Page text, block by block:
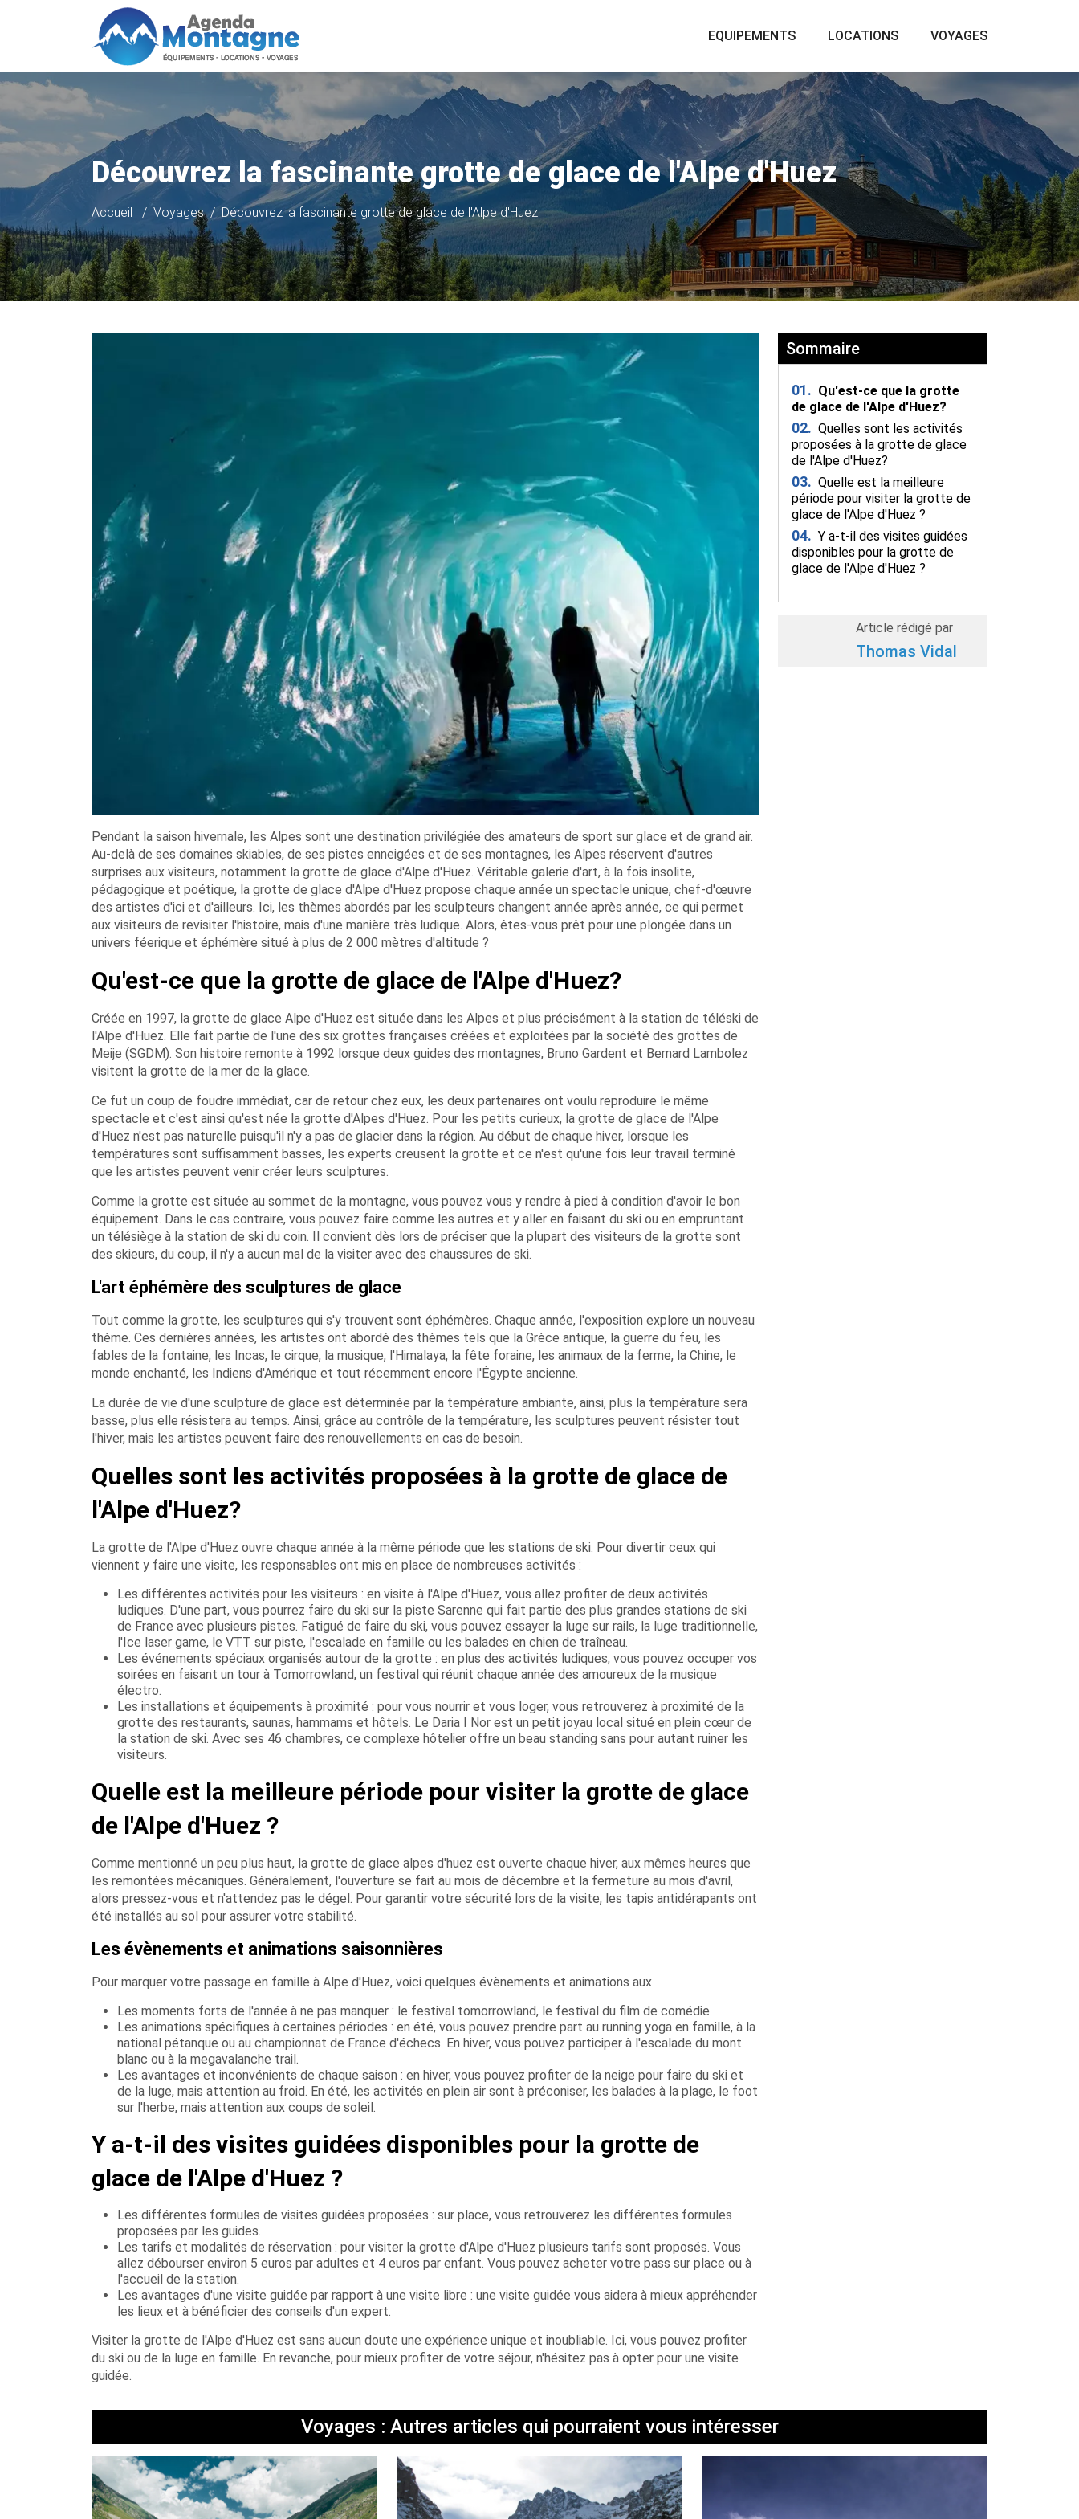
EQUIPEMENTS LOCATIONS VOYAGES
Découvrez la fascinante grotte de glace de l'Alpe d'Huez
Accueil Voyages Découvrez la fascinante grotte de glace de l'Alpe d'Huez
Pendant la saison hivernale, les Alpes sont une destination privilégiée des amateurs de sport sur glace et de grand air.
Au-delà de ses domaines skiables, de ses pistes enneigées et de ses montagnes, les Alpes réservent d'autres
surprises aux visiteurs, notamment la grotte de glace d'Alpe d'Huez. Véritable galerie d'art, à la fois insolite,
pédagogique et poétique, la grotte de glace d'Alpe d'Huez propose chaque année un spectacle unique, chef-d'œuvre
des artistes d'ici et d'ailleurs. Ici, les thèmes abordés par les sculpteurs changent année après année, ce qui permet
aux visiteurs de revisiter l'histoire, mais d'une manière très ludique. Alors, êtes-vous prêt pour une plongée dans un
univers féerique et éphémère situé à plus de 2 000 mètres d'altitude ?
Qu'est-ce que la grotte de glace de l'Alpe d'Huez?
Créée en 1997, la grotte de glace Alpe d'Huez est située dans les Alpes et plus précisément à la station de téléski de
l'Alpe d'Huez. Elle fait partie de l'une des six grottes françaises créées et exploitées par la société des grottes de
Meije (SGDM). Son histoire remonte à 1992 lorsque deux guides des montagnes, Bruno Gardent et Bernard Lambolez
visitent la grotte de la mer de la glace.
Ce fut un coup de foudre immédiat, car de retour chez eux, les deux partenaires ont voulu reproduire le même
spectacle et c'est ainsi qu'est née la grotte d'Alpes d'Huez. Pour les petits curieux, la grotte de glace de l'Alpe
d'Huez n'est pas naturelle puisqu'il n'y a pas de glacier dans la région. Au début de chaque hiver, lorsque les
températures sont suffisamment basses, les experts creusent la grotte et ce n'est qu'une fois leur travail terminé
que les artistes peuvent venir créer leurs sculptures.
Comme la grotte est située au sommet de la montagne, vous pouvez vous y rendre à pied à condition d'avoir le bon
équipement. Dans le cas contraire, vous pouvez faire comme les autres et y aller en faisant du ski ou en empruntant
un télésiège à la station de ski du coin. Il convient dès lors de préciser que la plupart des visiteurs de la grotte sont
des skieurs, du coup, il n'y a aucun mal de la visiter avec des chaussures de ski.
L'art éphémère des sculptures de glace
Tout comme la grotte, les sculptures qui s'y trouvent sont éphémères. Chaque année, l'exposition explore un nouveau
thème. Ces dernières années, les artistes ont abordé des thèmes tels que la Grèce antique, la guerre du feu, les
fables de la fontaine, les Incas, le cirque, la musique, l'Himalaya, la fête foraine, les animaux de la ferme, la Chine, le
monde enchanté, les Indiens d'Amérique et tout récemment encore l'Égypte ancienne.
La durée de vie d'une sculpture de glace est déterminée par la température ambiante, ainsi, plus la température sera
basse, plus elle résistera au temps. Ainsi, grâce au contrôle de la température, les sculptures peuvent résister tout
l'hiver, mais les artistes peuvent faire des renouvellements en cas de besoin.
Quelles sont les activités proposées à la grotte de glace de
l'Alpe d'Huez?
La grotte de l'Alpe d'Huez ouvre chaque année à la même période que les stations de ski. Pour divertir ceux qui
viennent y faire une visite, les responsables ont mis en place de nombreuses activités :
Les différentes activités pour les visiteurs : en visite à l'Alpe d'Huez, vous allez profiter de deux activités
ludiques. D'une part, vous pourrez faire du ski sur la piste Sarenne qui fait partie des plus grandes stations de ski
de France avec plusieurs pistes. Fatigué de faire du ski, vous pouvez essayer la luge sur rails, la luge traditionnelle,
l'Ice laser game, le VTT sur piste, l'escalade en famille ou les balades en chien de traîneau.
Les événements spéciaux organisés autour de la grotte : en plus des activités ludiques, vous pouvez occuper vos
soirées en faisant un tour à Tomorrowland, un festival qui réunit chaque année des amoureux de la musique
électro.
Les installations et équipements à proximité : pour vous nourrir et vous loger, vous retrouverez à proximité de la
grotte des restaurants, saunas, hammams et hôtels. Le Daria I Nor est un petit joyau local situé en plein cœur de
la station de ski. Avec ses 46 chambres, ce complexe hôtelier offre un beau standing sans pour autant ruiner les
visiteurs.
Quelle est la meilleure période pour visiter la grotte de glace
de l'Alpe d'Huez ?
Comme mentionné un peu plus haut, la grotte de glace alpes d'huez est ouverte chaque hiver, aux mêmes heures que
les remontées mécaniques. Généralement, l'ouverture se fait au mois de décembre et la fermeture au mois d'avril,
alors pressez-vous et n'attendez pas le dégel. Pour garantir votre sécurité lors de la visite, les tapis antidérapants ont
été installés au sol pour assurer votre stabilité.
Les évènements et animations saisonnières
Pour marquer votre passage en famille à Alpe d'Huez, voici quelques évènements et animations aux
Les moments forts de l'année à ne pas manquer : le festival tomorrowland, le festival du film de comédie
Les animations spécifiques à certaines périodes : en été, vous pouvez prendre part au running yoga en famille, à la
national pétanque ou au championnat de France d'échecs. En hiver, vous pouvez participer à l'escalade du mont
blanc ou à la megavalanche trail.
Les avantages et inconvénients de chaque saison : en hiver, vous pouvez profiter de la neige pour faire du ski et
de la luge, mais attention au froid. En été, les activités en plein air sont à préconiser, les balades à la plage, le foot
sur l'herbe, mais attention aux coups de soleil.
Y a-t-il des visites guidées disponibles pour la grotte de
glace de l'Alpe d'Huez ?
Les différentes formules de visites guidées proposées : sur place, vous retrouverez les différentes formules
proposées par les guides.
Les tarifs et modalités de réservation : pour visiter la grotte d'Alpe d'Huez plusieurs tarifs sont proposés. Vous
allez débourser environ 5 euros par adultes et 4 euros par enfant. Vous pouvez acheter votre pass sur place ou à
l'accueil de la station.
Les avantages d'une visite guidée par rapport à une visite libre : une visite guidée vous aidera à mieux appréhender
les lieux et à bénéficier des conseils d'un expert.
Visiter la grotte de l'Alpe d'Huez est sans aucun doute une expérience unique et inoubliable. Ici, vous pouvez profiter
du ski ou de la luge en famille. En revanche, pour mieux profiter de votre séjour, n'hésitez pas à opter pour une visite
guidée.
Sommaire
01. Qu'est-ce que la grotte
de glace de l'Alpe d'Huez?
02. Quelles sont les activités
proposées à la grotte de glace
de l'Alpe d'Huez?
03. Quelle est la meilleure
période pour visiter la grotte de
glace de l'Alpe d'Huez ?
04. Y a-t-il des visites guidées
disponibles pour la grotte de
glace de l'Alpe d'Huez ?
Article rédigé par
Thomas Vidal
Voyages : Autres articles qui pourraient vous intéresser